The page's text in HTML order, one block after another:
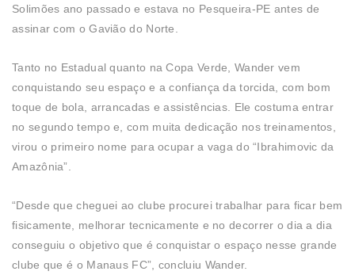
Solimões ano passado e estava no Pesqueira-PE antes de
assinar com o Gavião do Norte.
Tanto no Estadual quanto na Copa Verde, Wander vem
conquistando seu espaço e a confiança da torcida, com bom
toque de bola, arrancadas e assistências. Ele costuma entrar
no segundo tempo e, com muita dedicação nos treinamentos,
virou o primeiro nome para ocupar a vaga do “Ibrahimovic da
Amazônia”.
“Desde que cheguei ao clube procurei trabalhar para ficar bem
fisicamente, melhorar tecnicamente e no decorrer o dia a dia
conseguiu o objetivo que é conquistar o espaço nesse grande
clube que é o Manaus FC”, concluiu Wander.